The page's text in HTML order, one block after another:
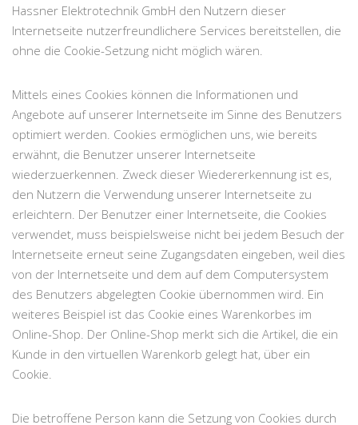
Hassner Elektrotechnik GmbH den Nutzern dieser
Internetseite nutzerfreundlichere Services bereitstellen, die
ohne die Cookie-Setzung nicht möglich wären.
Mittels eines Cookies können die Informationen und
Angebote auf unserer Internetseite im Sinne des Benutzers
optimiert werden. Cookies ermöglichen uns, wie bereits
erwähnt, die Benutzer unserer Internetseite
wiederzuerkennen. Zweck dieser Wiedererkennung ist es,
den Nutzern die Verwendung unserer Internetseite zu
erleichtern. Der Benutzer einer Internetseite, die Cookies
verwendet, muss beispielsweise nicht bei jedem Besuch der
Internetseite erneut seine Zugangsdaten eingeben, weil dies
von der Internetseite und dem auf dem Computersystem
des Benutzers abgelegten Cookie übernommen wird. Ein
weiteres Beispiel ist das Cookie eines Warenkorbes im
Online-Shop. Der Online-Shop merkt sich die Artikel, die ein
Kunde in den virtuellen Warenkorb gelegt hat, über ein
Cookie.
Die betroffene Person kann die Setzung von Cookies durch